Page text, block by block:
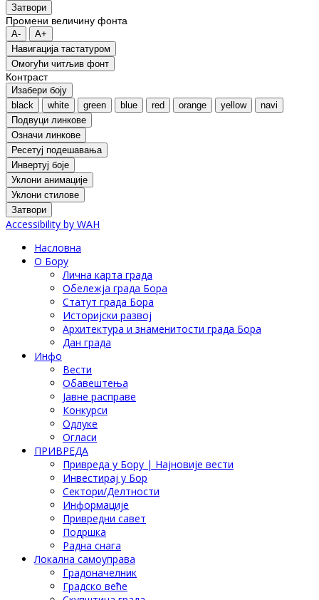
Затвори
Промени величину фонта
A-
A+
Навигација тастатуром
Oмогући читљив фонт
Контраст
Изабери боју
black
white green blue red orange yellow
navi
Подвуци линкове
Означи линкове
Ресетуј подешавања
Инвертуј боје
Уклони анимације
Уклони стилове
Затвори
Accessibility by WAH
Насловна
О Бору
Лична карта града
Обележја града Бора
Статут града Бора
Историјски развој
Архитектура и знаменитости града Бора
Дан града
Инфо
Вести
Обавештења
Јавне расправе
Конкурси
Одлуке
Огласи
ПРИВРЕДА
Привреда у Бору | Најновије вести
Инвестирај у Бор
Сектори/Делтности
Информације
Привредни савет
Подршка
Радна снага
Локална самоуправа
Градоначелник
Градско веће